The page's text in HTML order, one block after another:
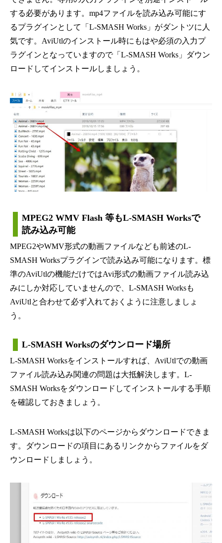
する必要があります。mp4ファイルを読み込み可能にす
るプラグインとして「L-SMASH Works」がダントツに人
気です。AviUtlのインストール時にもはや必須の入力プ
ラグインとなっていますので「L-SMASH Works」ダウン
ロードしてインストールしましょう。
MPEG2 WMV Flash 等もL-SMASH Worksで
読み込み可能
MPEG2やWMV形式の動画ファイルなども前述のL-
SMASH Worksプラグインで読み込み可能になります。標
準のAviUtlの機能だけではAvi形式の動画ファイル読み込
みにしか対応していませんので、L-SMASH Worksも
AviUtlと合わせて必ず入れておくように注意しましょ
う。
L-SMASH Worksのダウンロード場所
L-SMASH Worksをインストールすれば、AviUtlでの動画
ファイル読み込み関連の問題は大抵解決します。L-
SMASH Worksをダウンロードしてインストールする手順
を確認しておきましょう。
L-SMASH Worksは以下のページからダウンロードできま
す。ダウンロードの項目にあるリンクからファイルをダ
ウンロードしましょう。